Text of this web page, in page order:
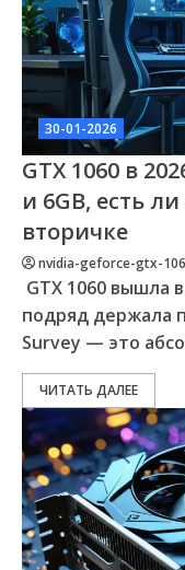
30-01-2026
GTX 1060 в
и 6GB, есть
вторичке
nvidia-geforce-gtx-
GTX 1060 вышла
подряд держала
Survey — это
ЧИТАТЬ ДАЛЕЕ